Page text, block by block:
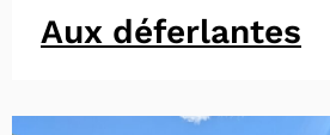
Aux déferlantes